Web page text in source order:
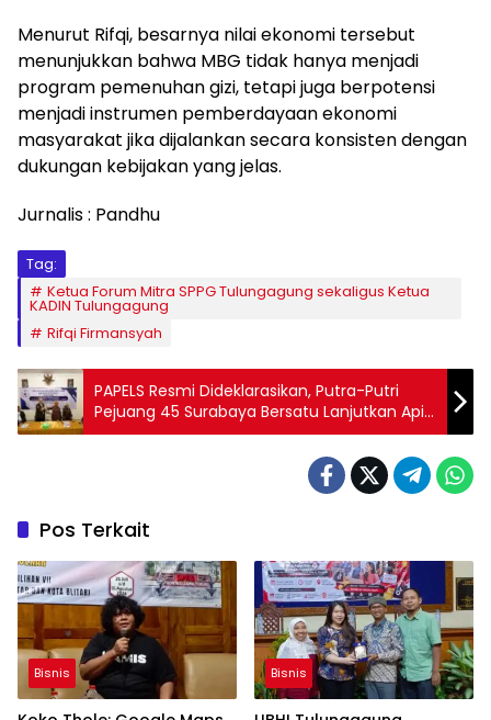
Menurut Rifqi, besarnya nilai ekonomi tersebut
menunjukkan bahwa MBG tidak hanya menjadi
program pemenuhan gizi, tetapi juga berpotensi
menjadi instrumen pemberdayaan ekonomi
masyarakat jika dijalankan secara konsisten dengan
dukungan kebijakan yang jelas.
Jurnalis : Pandhu
Tag:
Ketua Forum Mitra SPPG Tulungagung sekaligus Ketua
KADIN Tulungagung
Rifqi Firmansyah
PAPELS Resmi Dideklarasikan, Putra-Putri
Pejuang 45 Surabaya Bersatu Lanjutkan Api
Kepahlawanan
Pos Terkait
Bisnis Bisnis